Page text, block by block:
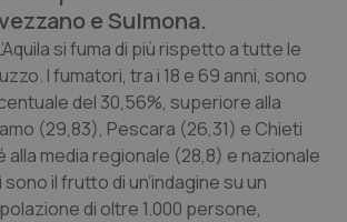
e Sulmona.
si fuma di più rispetto a tutte le
I fumatori, tra i 18 e 69 anni, sono
del 30,56%, superiore alla
(29,83), Pescara (26,31) e Chieti
alla media regionale (28,8) e nazionale
il frutto di un’indagine su un
di oltre 1.000 persone,